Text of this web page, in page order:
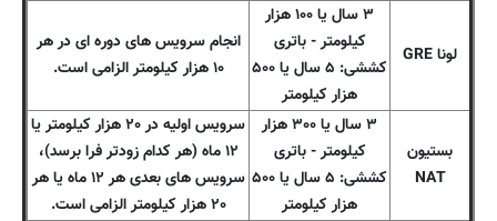
لونا GRE
۳ سال یا ۱۰۰ هزار
کیلومتر - باتری
کششی: ۵ سال یا ۵۰۰
هزار کیلومتر
انجام سرویس های دوره ای در هر
۱۰ هزار کیلومتر الزامی است.
بستیون
NAT
۳ سال یا ۳۰۰ هزار
کیلومتر - باتری
کششی: ۵ سال یا ۵۰۰
هزار کیلومتر
سرویس اولیه در ۲۰ هزار کیلومتر یا
۱۲ ماه (هر کدام زودتر فرا برسد)،
سرویس های بعدی هر ۱۲ ماه یا هر
۲۰ هزار کیلومتر الزامی است.